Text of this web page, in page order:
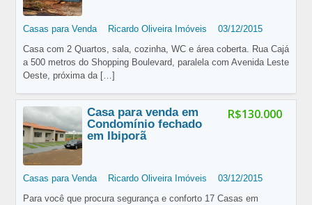
Casas para Venda Ricardo Oliveira Imóveis
03/12/2015
Casa com 2 Quartos, sala, cozinha, WC e área coberta. Rua Cajá
a 500 metros do Shopping Boulevard, paralela com Avenida Leste
Oeste, próxima da […]
R$130.000
Casa para venda em
Condomínio fechado
em Ibiporã
Casas para Venda Ricardo Oliveira Imóveis
03/12/2015
Para você que procura segurança e conforto 17 Casas em